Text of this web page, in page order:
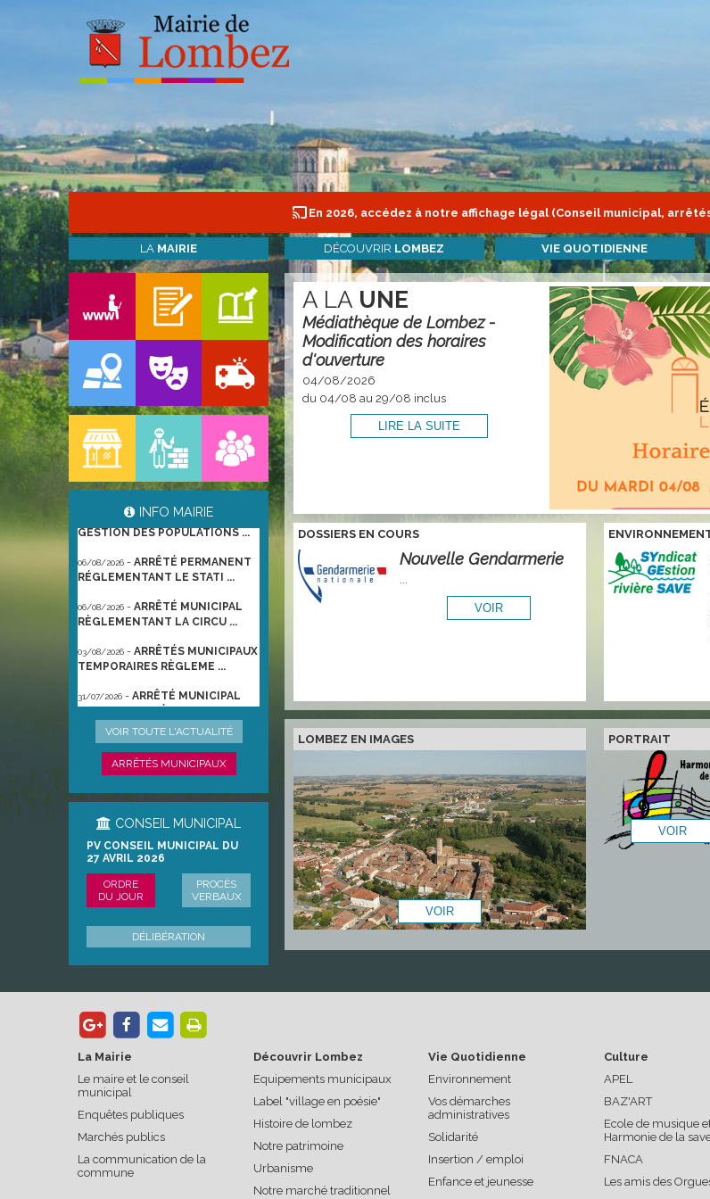
En 2026, accédez à notre affichage légal (Conseil municipal,
LA MAIRIE DÉCOUVRIR LOMBEZ VIE QUOTIDIENNE
INFO MAIRIE
GESTION DES POPULATIONS ...
RÉGLEMENTANT LE STATI ...
RÈGLEMENTANT LA CIRCU ...
TEMPORAIRES RÈGLEME ...
TEMPORAIRE RÈGLEMENTA ...
22/06/2026-ARRÊTÉ
PRÉFECTORAL DU 21/06/2026
VOIR TOUTE L'ACTUALITÉ
ARRÊTÉS MUNICIPAUX
CONSEIL MUNICIPAL
PV CONSEIL MUNICIPAL DU
27 AVRIL 2026
ORDRE
DU JOUR
PROCÈS
VERBAUX
DÉLIBÉRATION
A LA UNE
Médiathèque de Lombez -
Modification des horaires
d'ouverture
04/08/2026
du 04/08 au 29/08 inclus
DOSSIERS EN COURS
Nouvelle Gendarmerie
...
LOMBEZ EN IMAGES PORTRAIT
La Mairie
Le maire et le conseil
municipal
Enquêtes publiques
Marchés publics
La communication de la
commune
Découvrir Lombez
Equipements municipaux
Label "village en poésie"
Histoire de lombez
Notre patrimoine
Urbanisme
Notre marché traditionnel
Vie Quotidienne
Environnement
Vos démarches
administratives
Solidarité
Insertion / emploi
Enfance et jeunesse
Culture
APEL
BAZ'ART
Ecole de musique
Harmonie de la
FNACA
Les amis des